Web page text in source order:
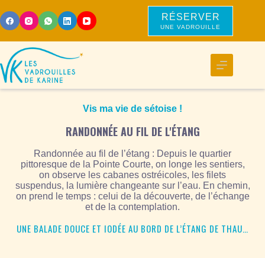
RÉSERVER
UNE VADROUILLE
Vis ma vie de sétoise !
RANDONNÉE AU FIL DE L'ÉTANG
Randonnée au fil de l’étang : Depuis le quartier
pittoresque de la Pointe Courte, on longe les sentiers,
on observe les cabanes ostréicoles, les filets
suspendus, la lumière changeante sur l’eau. En chemin,
on prend le temps : celui de la découverte, de l’échange
et de la contemplation.
UNE BALADE DOUCE ET IODÉE AU BORD DE L’ÉTANG DE THAU…